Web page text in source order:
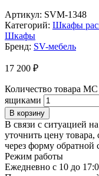
Артикул: SVM-1348
Категорий: Шкафы
Шкафы
Бренд: SV-мебель
17 200 ₽
Количество товара
ящиками
В корзину
В связи с ситуацией
уточнить цену
через форму обратной
Режим работы
Ежедневно с 10 до